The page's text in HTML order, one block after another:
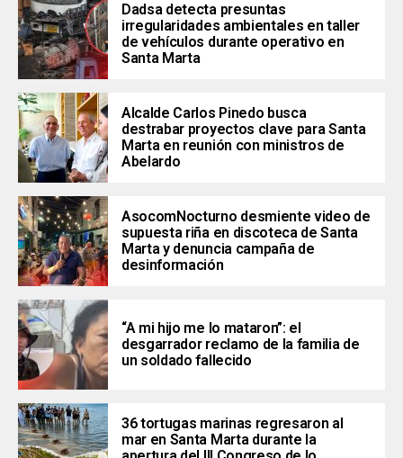
Dadsa detecta presuntas
irregularidades ambientales en taller
de vehículos durante operativo en
Santa Marta
Alcalde Carlos Pinedo busca
destrabar proyectos clave para Santa
Marta en reunión con ministros de
Abelardo
AsocomNocturno desmiente video de
supuesta riña en discoteca de Santa
Marta y denuncia campaña de
desinformación
“A mi hijo me lo mataron”: el
desgarrador reclamo de la familia de
un soldado fallecido
36 tortugas marinas regresaron al
mar en Santa Marta durante la